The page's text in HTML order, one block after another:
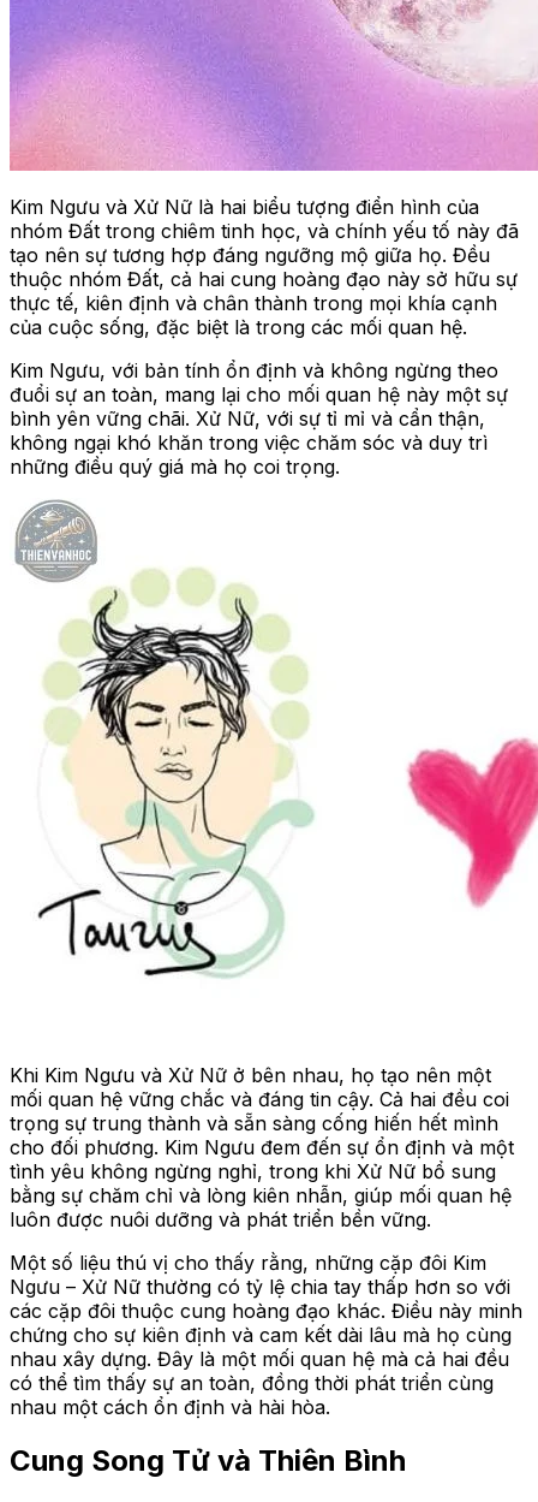
Kim Ngưu và Xử Nữ là hai biểu tượng điển hình của
nhóm Đất trong chiêm tinh học, và chính yếu tố này đã
tạo nên sự tương hợp đáng ngưỡng mộ giữa họ. Đều
thuộc nhóm Đất, cả hai cung hoàng đạo này sở hữu sự
thực tế, kiên định và chân thành trong mọi khía cạnh
của cuộc sống, đặc biệt là trong các mối quan hệ.
Kim Ngưu, với bản tính ổn định và không ngừng theo
đuổi sự an toàn, mang lại cho mối quan hệ này một sự
bình yên vững chãi. Xử Nữ, với sự tỉ mỉ và cẩn thận,
không ngại khó khăn trong việc chăm sóc và duy trì
những điều quý giá mà họ coi trọng.
Khi Kim Ngưu và Xử Nữ ở bên nhau, họ tạo nên một
mối quan hệ vững chắc và đáng tin cậy. Cả hai đều coi
trọng sự trung thành và sẵn sàng cống hiến hết mình
cho đối phương. Kim Ngưu đem đến sự ổn định và một
tình yêu không ngừng nghỉ, trong khi Xử Nữ bổ sung
bằng sự chăm chỉ và lòng kiên nhẫn, giúp mối quan hệ
luôn được nuôi dưỡng và phát triển bền vững.
Một số liệu thú vị cho thấy rằng, những cặp đôi Kim
Ngưu – Xử Nữ thường có tỷ lệ chia tay thấp hơn so với
các cặp đôi thuộc cung hoàng đạo khác. Điều này minh
chứng cho sự kiên định và cam kết dài lâu mà họ cùng
nhau xây dựng. Đây là một mối quan hệ mà cả hai đều
có thể tìm thấy sự an toàn, đồng thời phát triển cùng
nhau một cách ổn định và hài hòa.
Cung Song Tử và Thiên Bình